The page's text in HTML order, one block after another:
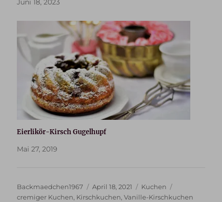
Juni 18, 2023
Eierlikör-Kirsch Gugelhupf
Mai 27, 2019
Autor
Backmaedchen1967
Veröffentlicht
am
April 18, 2021 Kategorien
Kuchen
cremiger Kuchen, Kirschkuchen,Vanille-Kirschkuchen